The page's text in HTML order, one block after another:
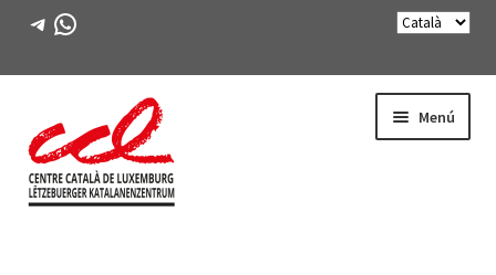
Telegram
WhatsApp
navegació
al
contingut
Menú